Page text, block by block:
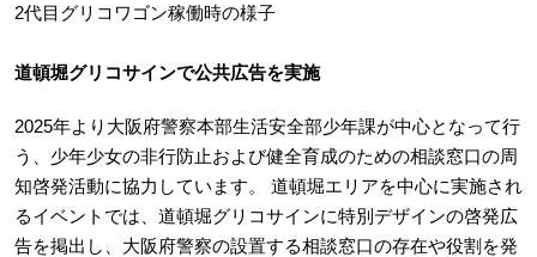
2代目グリコワゴン稼働時の様子
道頓堀グリコサインで公共広告を実施
2025年より大阪府警察本部生活安全部少年課が中心となって行
う、少年少女の非行防止および健全育成のための相談窓口の周
知啓発活動に協力しています。 道頓堀エリアを中心に実施され
るイベントでは、道頓堀グリコサインに特別デザインの啓発広
告を掲出し、大阪府警察の設置する相談窓口の存在や役割を発